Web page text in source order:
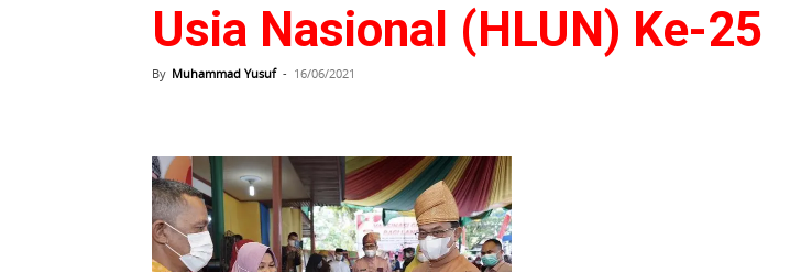
Usia Nasional (HLUN) Ke-25
By Muhammad Yusuf - 16/06/2021